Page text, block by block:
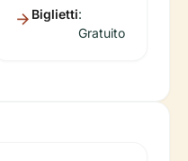
Biglietti:
Gratuito